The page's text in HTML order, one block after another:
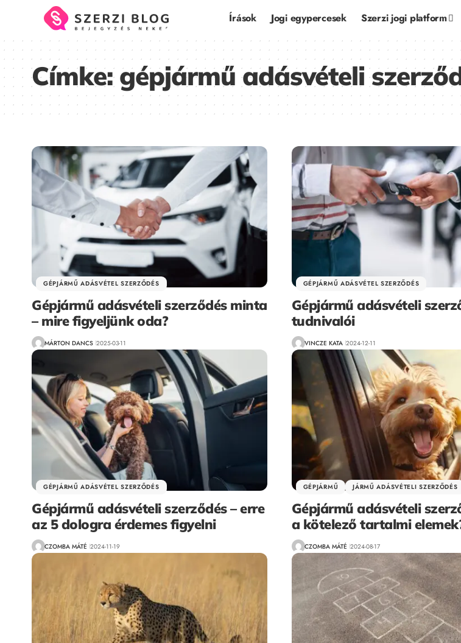
Írások Jogi egypercesek Szerzi jogi platform
Címke:gépjármű adásvételi
GÉPJÁRMŰ ADÁSVÉTEL SZERZŐDÉS
Gépjármű adásvételi szerződés minta
– mire figyeljünk oda?
MÁRTON DANCS 2025-03-11
GÉPJÁRMŰ ADÁSVÉTEL SZERZŐDÉS
Gépjármű adásvételi
tudnivalói
VINCZE KATA 2024-12-11
GÉPJÁRMŰ ADÁSVÉTEL SZERZŐDÉS
Gépjármű adásvételi szerződés – erre
az 5 dologra érdemes figyelni
CZOMBA MÁTÉ 2024-11-19
GÉPJÁRMŰ JÁRMŰ ADÁSVÉTELI SZERZŐDÉS
Gépjármű adásvételi
a kötelező tartalmi
CZOMBA MÁTÉ 2024-08-17